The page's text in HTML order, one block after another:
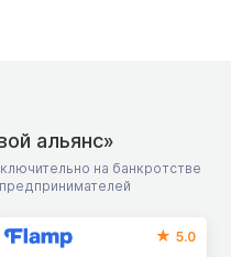
альянс»
на банкротстве
5.0